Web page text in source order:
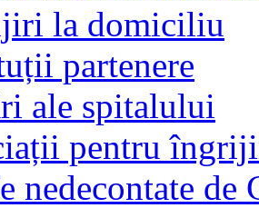
la domiciliu
partenere
ale spitalului
pentru
nedecontate de